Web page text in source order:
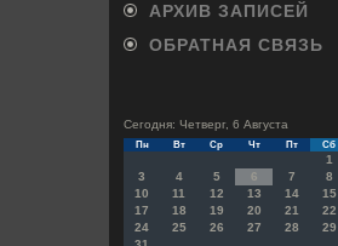
АРХИВ ЗАПИСЕЙ
ОБРАТНАЯ СВЯЗЬ
Сегодня: Четверг, 6 Августа
Пн Вт Ср Чт Пт Сб
1
3
4 5 6 7 8
10
11 12 13 14 15
17
18 19 20 21 22
24
25 26 27 28 29